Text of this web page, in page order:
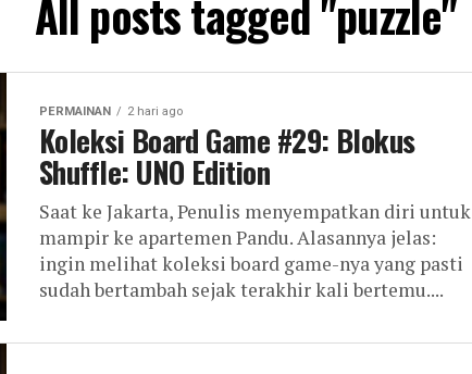
All posts tagged "puzzle"
PERMAINAN 2 hari ago
Koleksi Board Game #29: Blokus
Shuffle: UNO Edition
Saat ke Jakarta, Penulis menyempatkan diri untuk
mampir ke apartemen Pandu. Alasannya jelas:
ingin melihat koleksi board game-nya yang pasti
sudah bertambah sejak terakhir kali bertemu....